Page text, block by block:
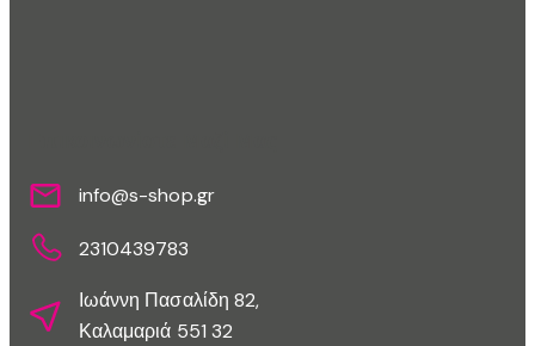
info@s-shop.gr
2310439783
Ιωάννη Πασαλίδη 82,
Καλαμαριά 551 32